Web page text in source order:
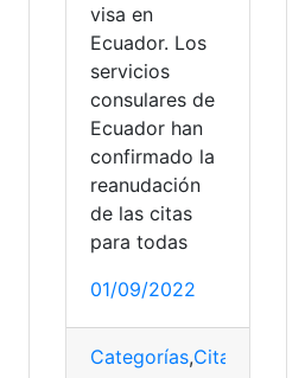
visa en
Ecuador. Los
servicios
consulares de
Ecuador han
confirmado la
reanudación
de las citas
para todas
01/09/2022
Categorías,Citas